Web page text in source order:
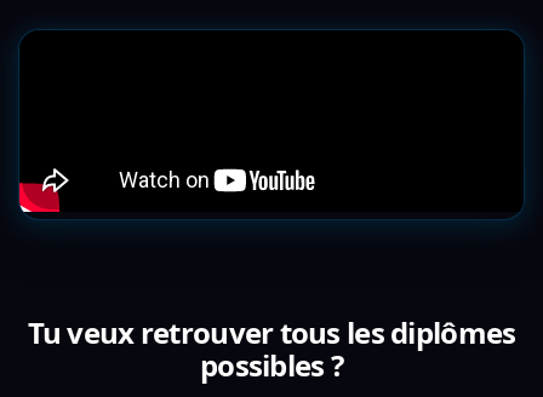
Tu veux retrouver tous les diplômes
possibles ?